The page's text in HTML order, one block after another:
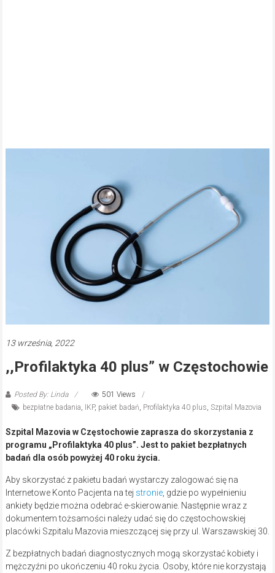
13 września, 2022
,,Profilaktyka 40 plus” w Częstochowie
Posted By: Linda
501 Views
bezpłatne badania, IKP, pakiet badań, Profilaktyka 40 plus, Szpital Mazovia
Szpital Mazovia w Częstochowie zaprasza do skorzystania z
programu „Profilaktyka 40 plus”. Jest to pakiet bezpłatnych
badań dla osób powyżej 40 roku życia.
Aby skorzystać z pakietu badań wystarczy zalogować się na
Internetowe Konto Pacjenta na tej stronie, gdzie po wypełnieniu
ankiety będzie można odebrać e-skierowanie. Następnie wraz z
dokumentem tożsamości należy udać się do częstochowskiej
placówki Szpitalu Mazovia mieszczącej się przy ul. Warszawskiej 30.
Z bezpłatnych badań diagnostycznych mogą skorzystać kobiety i
mężczyźni po ukończeniu 40 roku życia. Osoby, które nie korzystają